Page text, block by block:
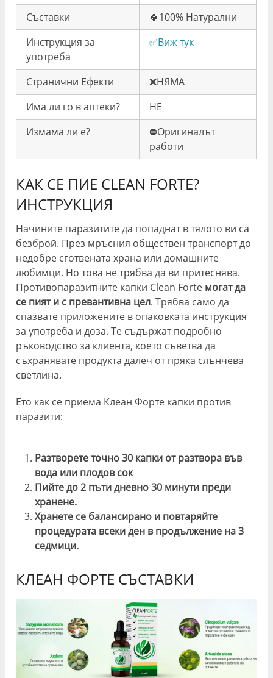
Съставки
🍀100% Натурални
Инструкция за
употреба
✅Виж тук
Странични Ефекти
❌НЯМА
Има ли го в аптеки?
НЕ
Измама ли е?
⛔️Оригиналът
работи
КАК СЕ ПИЕ CLEAN FORTE?
ИНСТРУКЦИЯ
Начините паразитите да попаднат в тялото ви са
безброй. През мръсния обществен транспорт до
недобре сготвената храна или домашните
любимци. Но това не трябва да ви притеснява.
Противопаразитните капки Clean Forte могат да
се пият и с превантивна цел. Трябва само да
спазвате приложените в опаковката инструкция
за употреба и доза. Те съдържат подробно
ръководство за клиента, което съветва да
съхранявате продукта далеч от пряка слънчева
светлина.
Ето как се приема Клеан Форте капки против
паразити:
Разтворете точно 30 капки от разтвора във
вода или плодов сок
Пийте до 2 пъти дневно 30 минути преди
хранене.
Хранете се балансирано и повтаряйте
процедурата всеки ден в продължение на 3
седмици.
КЛЕАН ФОРТЕ СЪСТАВКИ